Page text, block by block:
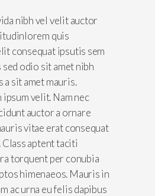
nibh vel velit auctor
quis
consequat ipsutis sem
odio sit amet nibh
sit amet mauris.
velit. Nam nec
auctor a ornare
vitae erat consequat
aptent taciti
torquent per conubia
himenaeos. Mauris in
ac urna eu felis dapibus